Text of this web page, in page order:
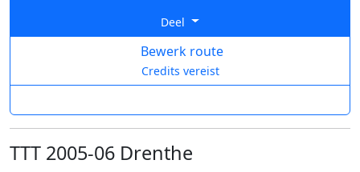
Deel
Bewerk route
Credits vereist
TTT 2005-06 Drenthe